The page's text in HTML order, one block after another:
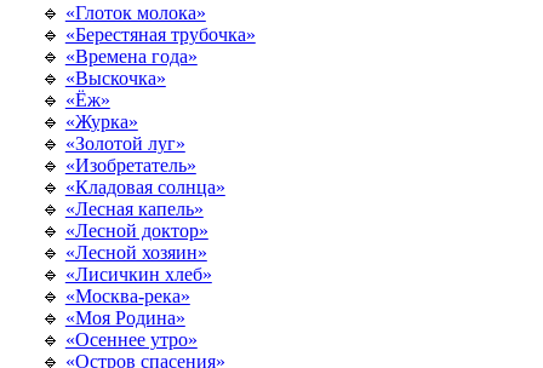
🔹 «Глоток молока»
🔹 «Берестяная трубочка»
🔹 «Времена года»
🔹 «Выскочка»
🔹 «Ёж»
🔹 «Журка»
🔹 «Золотой луг»
🔹 «Изобретатель»
🔹 «Кладовая солнца»
🔹 «Лесная капель»
🔹 «Лесной доктор»
🔹 «Лесной хозяин»
🔹 «Лисичкин хлеб»
🔹 «Москва-река»
🔹 «Моя Родина»
🔹 «Осеннее утро»
🔹 «Остров спасения»